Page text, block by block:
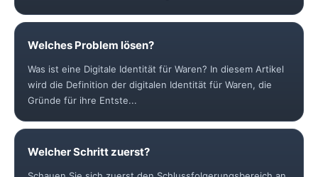
Welches Problem lösen?
Was ist eine Digitale Identität für Waren? In diesem Artikel
wird die Definition der digitalen Identität für Waren, die
Gründe für ihre Entste...
Welcher Schritt zuerst?